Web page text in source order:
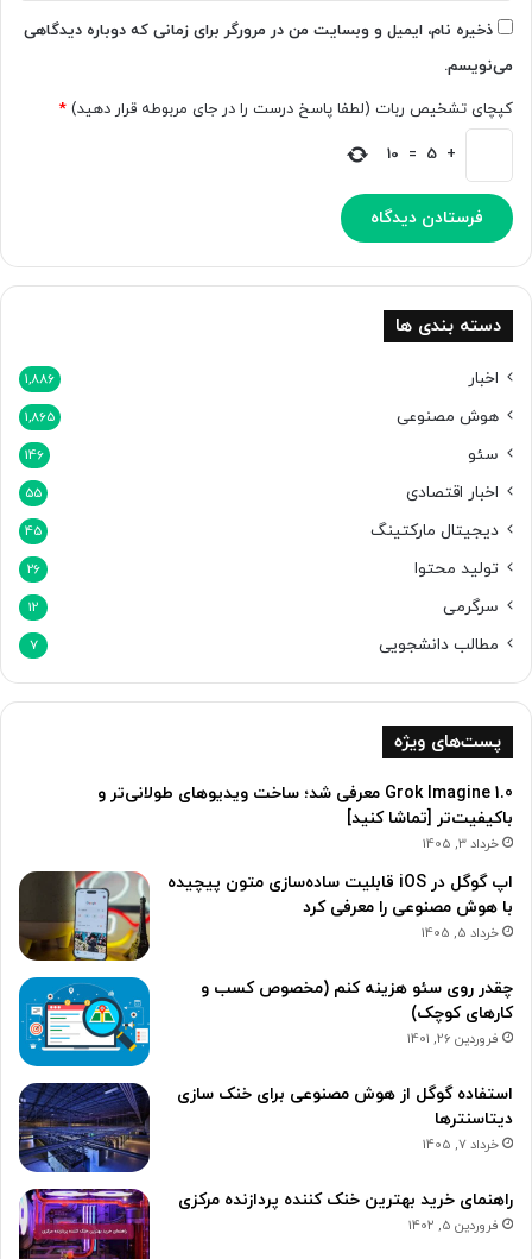
ا
ا
س
ه
ا
ی‌
د
ذخیره نام، ایمیل و وبسایت من در مرورگر برای زمانی که دوباره دیدگاهی
می‌نویسم.
کپچای تشخیص ربات (لطفا پاسخ درست را در جای مربوطه قرار دهید) *
+
5
=
10
دسته بندی ها
اخبار 1,886
هوش مصنوعی 1,865
سئو 146
اخبار اقتصادی 55
دیجیتال مارکتینگ 45
تولید محتوا 26
سرگرمی 12
مطالب دانشجویی 7
پست‌های ویژه
Grok Imagine 1.0 معرفی شد؛ ساخت ویدیوهای طولانی‌تر و
باکیفیت‌تر [تماشا کنید]
خرداد 3, 1405
اپ گوگل در iOS قابلیت ساده‌سازی متون پیچیده
با هوش مصنوعی را معرفی کرد
خرداد 5, 1405
چقدر روی سئو هزینه کنم (مخصوص کسب و
کارهای کوچک)
فروردین 26, 1401
استفاده گوگل از هوش مصنوعی برای خنک سازی
دیتاسنترها
خرداد 7, 1405
راهنمای خرید بهترین خنک کننده پردازنده مرکزی
فروردین 5, 1402